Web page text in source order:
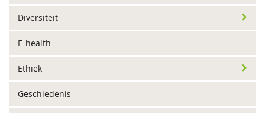
Diversiteit
E-health
Ethiek
Geschiedenis